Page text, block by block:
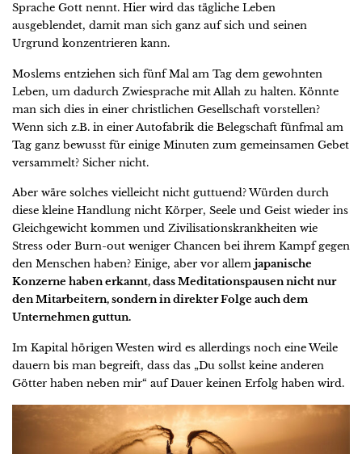
Sprache Gott nennt. Hier wird das tägliche Leben
ausgeblendet, damit man sich ganz auf sich und seinen
Urgrund konzentrieren kann.
Moslems entziehen sich fünf Mal am Tag dem gewohnten
Leben, um dadurch Zwiesprache mit Allah zu halten. Könnte
man sich dies in einer christlichen Gesellschaft vorstellen?
Wenn sich z.B. in einer Autofabrik die Belegschaft fünfmal am
Tag ganz bewusst für einige Minuten zum gemeinsamen Gebet
versammelt? Sicher nicht.
Aber wäre solches vielleicht nicht guttuend? Würden durch
diese kleine Handlung nicht Körper, Seele und Geist wieder ins
Gleichgewicht kommen und Zivilisationskrankheiten wie
Stress oder Burn-out weniger Chancen bei ihrem Kampf gegen
den Menschen haben? Einige, aber vor allem japanische
Konzerne haben erkannt, dass Meditationspausen nicht nur
den Mitarbeitern, sondern in direkter Folge auch dem
Unternehmen guttun.
Im Kapital hörigen Westen wird es allerdings noch eine Weile
dauern bis man begreift, dass das „Du sollst keine anderen
Götter haben neben mir“ auf Dauer keinen Erfolg haben wird.